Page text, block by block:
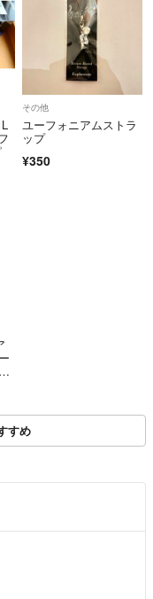
その他
ユーフォニアムストラ
ップ
¥350
すめ